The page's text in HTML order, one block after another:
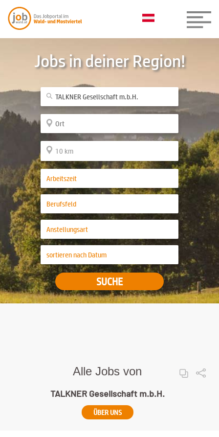
Jobs in deiner Region!
SUCHE
Alle Jobs von
TALKNER Gesellschaft m.b.H.
ÜBER UNS